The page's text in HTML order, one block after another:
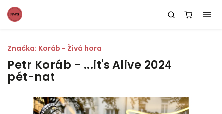
Petr Koráb - ...it's Alive 2024
pét-nat
Značka: Koráb - Živá hora